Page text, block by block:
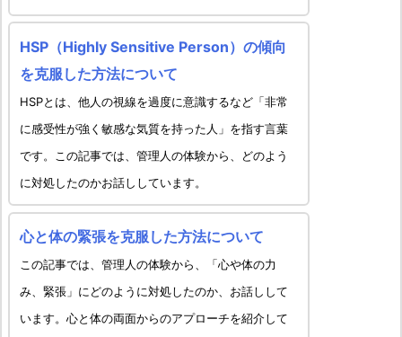
HSP（Highly Sensitive Person）の傾向
を克服した方法について
HSPとは、他人の視線を過度に意識するなど「非常
に感受性が強く敏感な気質を持った人」を指す言葉
です。この記事では、管理人の体験から、どのよう
に対処したのかお話ししています。
心と体の緊張を克服した方法について
この記事では、管理人の体験から、「心や体の力
み、緊張」にどのように対処したのか、お話しして
います。心と体の両面からのアプローチを紹介して